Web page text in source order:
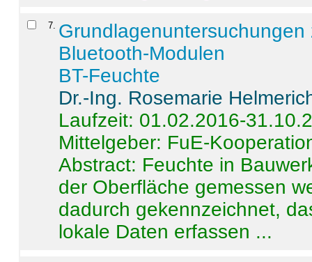
7
Bluetooth-Modulen
BT-Feuchte
Dr.-Ing. Rosemarie
Laufzeit: 01.02.2016-
Mittelgeber: FuE-
Abstract: Feuchte in
der Oberfläche gemessen
dadurch gekennzeichnet,
lokale Daten erfassen ...